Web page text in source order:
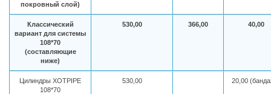
покровный слой)
Классический
вариант для системы
108*70
(составляющие
ниже)
530,00 366,00 40,00
Цилиндры XOTPIPE
108*70
530,00 20,00